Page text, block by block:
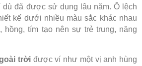
dù đã được sử dụng lâu năm. Ô lệch
kế dưới nhiều màu sắc khác nhau
hồng, tím tạo nên sự trẻ trung, năng
trờiđược ví như một vị anh hùng